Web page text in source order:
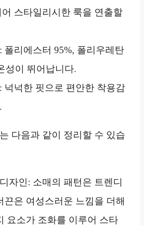
스타일리시한 룩을 연출할
폴리에스터 95%, 폴리우레탄
성이 뛰어납니다.
넉넉한 핏으로 편안한 착용감
다음과 같이 정리할 수 있습
자인: 소매의 패턴은 트렌디
끈은 여성스러운 느낌을 더해
요소가 조화를 이루어 스타